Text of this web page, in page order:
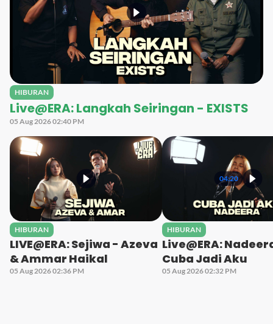
HIBURAN
Live@ERA: Langkah Seiringan - EXISTS
05 Aug 2026 02:40 PM
HIBURAN
LIVE@ERA: Sejiwa - Azeva
& Ammar Haikal
05 Aug 2026 02:36 PM
04:20
HIBURAN
Live@ERA:
Cuba Jadi Aku
05 Aug 2026 02:32 PM